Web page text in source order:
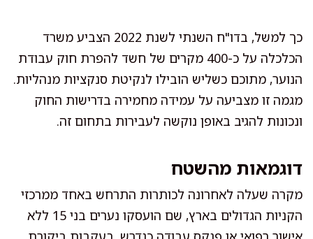
כך למשל, בדו"ח השנתי לשנת 2022 הצביע משרד
הכלכלה על כ-400 מקרים של חשד להפרת חוק עבודת
הנוער, מתוכם כשליש הובילו לנקיטת סנקציות מנהליות.
מגמה זו מצביעה על עמידה מחמירה בדרישות החוק
ונכונות להגיב באופן נוקשה לעבירות בתחום זה.
דוגמאות מהשטח
מקרה שעלה לאחרונה לכותרות התרחש באחד ממרכזי
הקניות הגדולים בארץ, שם הועסקו נערים בני 15 ללא